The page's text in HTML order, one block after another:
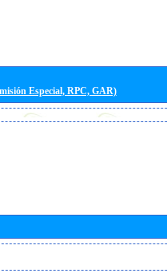
Especial, RPC, GAR)